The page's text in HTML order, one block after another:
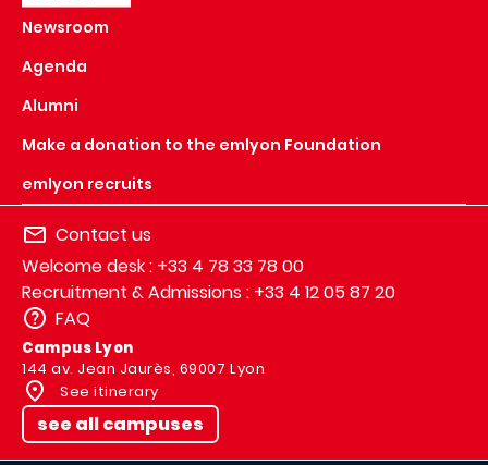
Newsroom
Agenda
Alumni
Make a donation to the emlyon Foundation
emlyon recruits
Contact us
Welcome desk : +33 4 78 33 78 00
Recruitment & Admissions : +33 4 12 05 87 20
FAQ
Campus Lyon
144 av. Jean Jaurès, 69007 Lyon
See itinerary
see all campuses